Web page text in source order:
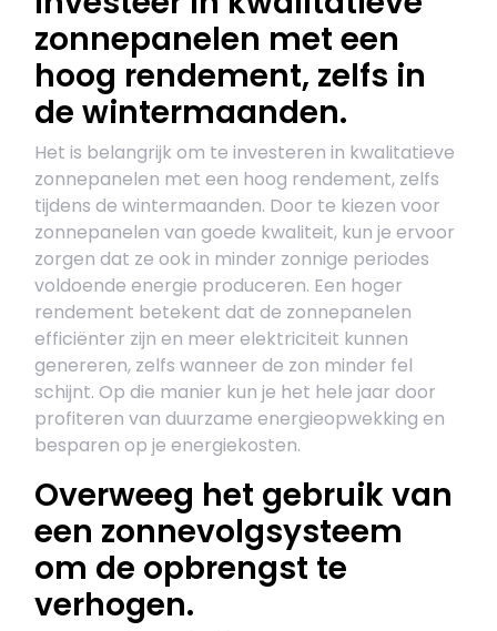
zonnepanelen met een
hoog rendement, zelfs in
de wintermaanden.
Het is belangrijk om te investeren in kwalitatieve
zonnepanelen met een hoog rendement, zelfs
tijdens de wintermaanden. Door te kiezen voor
zonnepanelen van goede kwaliteit, kun je ervoor
zorgen dat ze ook in minder zonnige periodes
voldoende energie produceren. Een hoger
rendement betekent dat de zonnepanelen
efficiënter zijn en meer elektriciteit kunnen
genereren, zelfs wanneer de zon minder fel
schijnt. Op die manier kun je het hele jaar door
profiteren van duurzame energieopwekking en
besparen op je energiekosten.
Overweeg het gebruik van
een zonnevolgsysteem
om de opbrengst te
verhogen.